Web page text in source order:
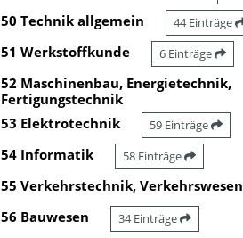
50 Technik allgemein 44 Einträge
51 Werkstoffkunde 6 Einträge
52 Maschinenbau, Energietechnik,
Fertigungstechnik
53 Elektrotechnik 59 Einträge
54 Informatik 58 Einträge
55 Verkehrstechnik, Verkehrswesen
56 Bauwesen 34 Einträge